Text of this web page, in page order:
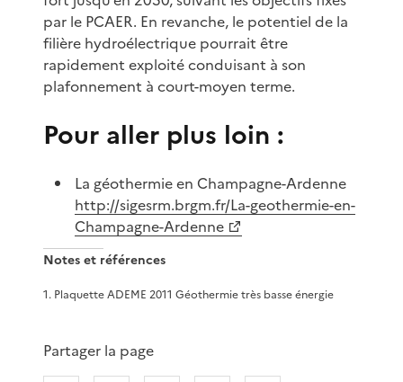
par le PCAER. En revanche, le potentiel de la
filière hydroélectrique pourrait être
rapidement exploité conduisant à son
plafonnement à court-moyen terme.
Pour aller plus loin :
La géothermie en Champagne-Ardenne
http://sigesrm.brgm.fr/La-geothermie-en-
Champagne-Ardenne
Notes et références
1. Plaquette ADEME 2011 Géothermie très basse énergie
Partager la page